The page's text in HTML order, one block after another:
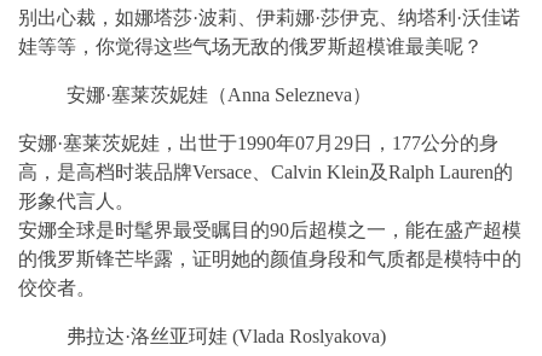
别出心裁，如娜塔莎·波莉、伊莉娜·莎伊克、纳塔利·沃佳诺
娃等等，你觉得这些气场无敌的俄罗斯超模谁最美呢？
安娜·塞莱茨妮娃（Anna Selezneva）
安娜·塞莱茨妮娃，出世于1990年07月29日，177公分的身
高，是高档时装品牌Versace、Calvin Klein及Ralph Lauren的
形象代言人。
安娜全球是时髦界最受瞩目的90后超模之一，能在盛产超模
的俄罗斯锋芒毕露，证明她的颜值身段和气质都是模特中的
佼佼者。
弗拉达·洛丝亚珂娃 (Vlada Roslyakova)